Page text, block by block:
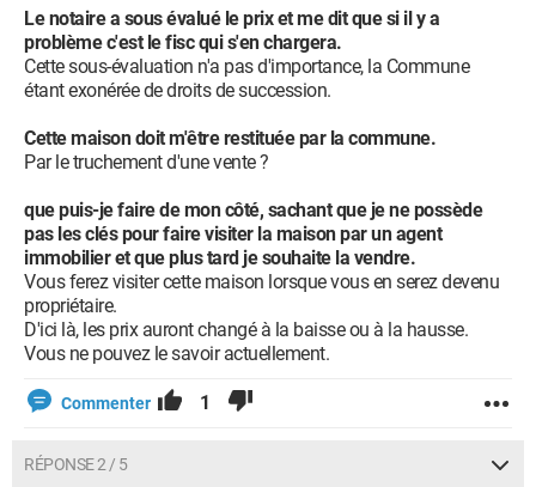
Le notaire a sous évalué le prix et me dit que si il y a
problème c'est le fisc qui s'en chargera.
Cette sous-évaluation n'a pas d'importance, la Commune
étant exonérée de droits de succession.
Cette maison doit m'être restituée par la commune.
Par le truchement d'une vente ?
que puis-je faire de mon côté, sachant que je ne possède
pas les clés pour faire visiter la maison par un agent
immobilier et que plus tard je souhaite la vendre.
Vous ferez visiter cette maison lorsque vous en serez devenu
propriétaire.
D'ici là, les prix auront changé à la baisse ou à la hausse.
Vous ne pouvez le savoir actuellement.
Commenter 1
RÉPONSE 2 / 5